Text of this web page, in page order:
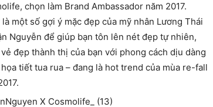
chọn làm Brand Ambassador năm 2017.
một số gợi ý mặc đẹp của mỹ nhân Lương Thái
Nguyễn để giúp bạn tôn lên nét đẹp tự nhiên,
đẹp thành thị của bạn với phong cách dịu dàng
tiết tua rua – đang là hot trend của mùa re-fall